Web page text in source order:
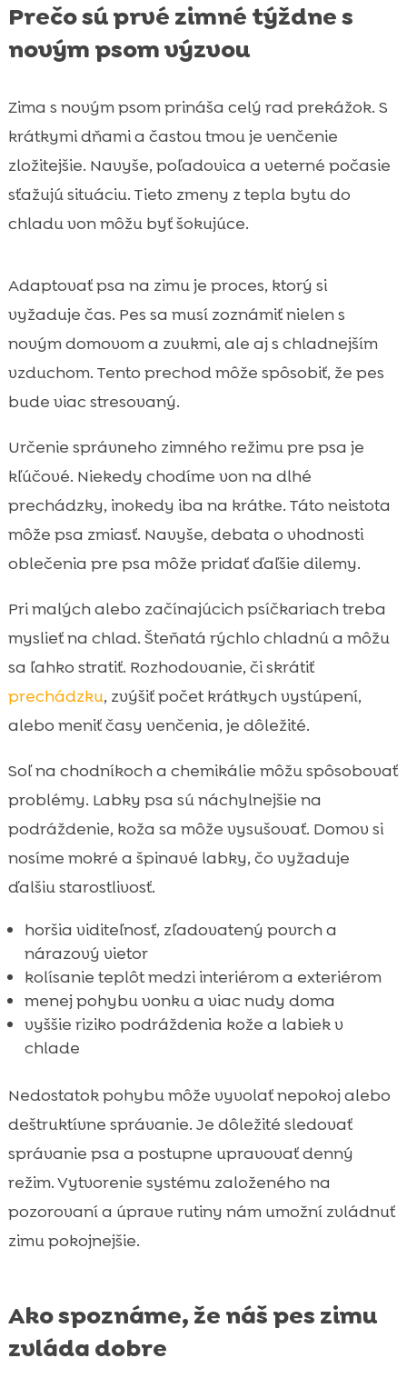
Prečo sú prvé zimné týždne s
novým psom výzvou
Zima s novým psom prináša celý rad prekážok. S
krátkymi dňami a častou tmou je venčenie
zložitejšie. Navyše, poľadovica a veterné počasie
sťažujú situáciu. Tieto zmeny z tepla bytu do
chladu von môžu byť šokujúce.
Adaptovať psa na zimu je proces, ktorý si
vyžaduje čas. Pes sa musí zoznámiť nielen s
novým domovom a zvukmi, ale aj s chladnejším
vzduchom. Tento prechod môže spôsobiť, že pes
bude viac stresovaný.
Určenie správneho zimného režimu pre psa je
kľúčové. Niekedy chodíme von na dlhé
prechádzky, inokedy iba na krátke. Táto neistota
môže psa zmiasť. Navyše, debata o vhodnosti
oblečenia pre psa môže pridať ďaľšie dilemy.
Pri malých alebo začínajúcich psíčkariach treba
myslieť na chlad. Šteňatá rýchlo chladnú a môžu
sa ľahko stratiť. Rozhodovanie, či skrátiť
prechádzku, zvýšiť počet krátkych vystúpení,
alebo meniť časy venčenia, je dôležité.
Soľ na chodníkoch a chemikálie môžu spôsobovať
problémy. Labky psa sú náchylnejšie na
podráždenie, koža sa môže vysušovať. Domov si
nosíme mokré a špinavé labky, čo vyžaduje
ďalšiu starostlivosť.
horšia viditeľnosť, zľadovatený povrch a
nárazový vietor
kolísanie teplôt medzi interiérom a exteriérom
menej pohybu vonku a viac nudy doma
vyššie riziko podráždenia kože a labiek v
chlade
Nedostatok pohybu môže vyvolať nepokoj alebo
deštruktívne správanie. Je dôležité sledovať
správanie psa a postupne upravovať denný
režim. Vytvorenie systému založeného na
pozorovaní a úprave rutiny nám umožní zvládnuť
zimu pokojnejšie.
Ako spoznáme, že náš pes zimu
zvláda dobre